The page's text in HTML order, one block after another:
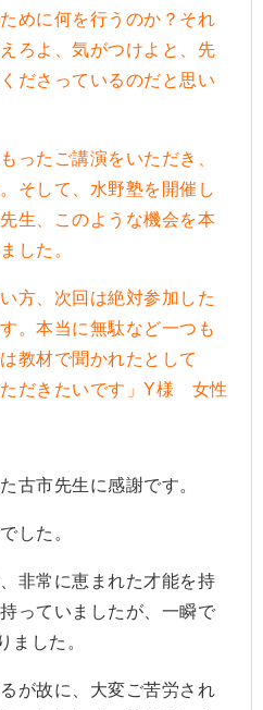
めに何を行うのか？それ
ろよ、気がつけよと、先
ださっているのだと思い
ったご講演をいただき、
そして、水野塾を開催し
生、このような機会を本
した。
方、次回は絶対参加した
。本当に無駄など一つも
教材で聞かれたとして
だきたいです」Y様 女性
古市先生に感謝です。
した。
非常に恵まれた才能を持
っていましたが、一瞬で
ました。
が故に、大変ご苦労され